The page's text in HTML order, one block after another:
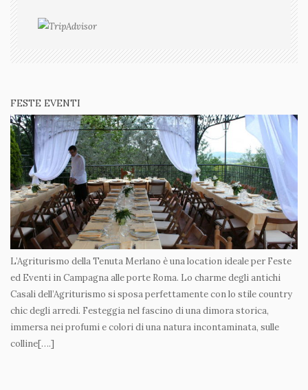
FESTE EVENTI
L’Agriturismo della Tenuta Merlano è una location ideale per Feste
ed Eventi in Campagna alle porte Roma. Lo charme degli antichi
Casali dell’Agriturismo si sposa perfettamente con lo stile country
chic degli arredi. Festeggia nel fascino di una dimora storica,
immersa nei profumi e colori di una natura incontaminata, sulle
colline[….]